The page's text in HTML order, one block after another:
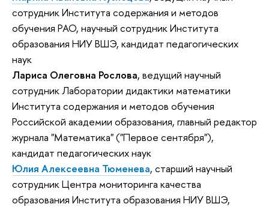
сотрудник Института содержания и методов
обучения РАО, научный сотрудник Института
образования НИУ ВШЭ, кандидат педагогических
наук
Лариса Олеговна Рослова, ведущий научный
сотрудник Лаборатории дидактики математики
Института содержания и методов обучения
Российской академии образования, главный редактор
журнала "Математика" ("Первое сентября"),
кандидат педагогических наук
Юлия Алексеевна Тюменева, старший научный
сотрудник Центра мониторинга качества
образования Института образования НИУ ВШЭ,